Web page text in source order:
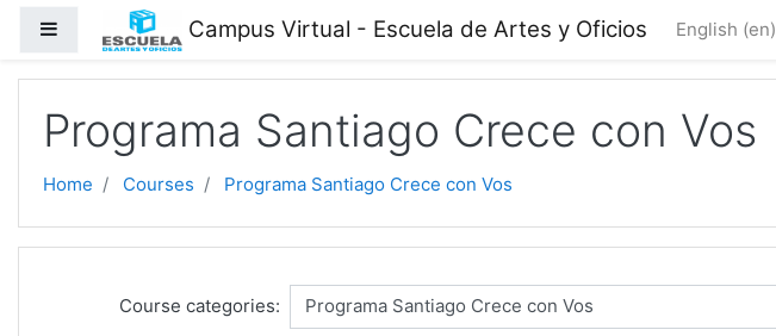
Skip to main content
Side panel Campus Virtual - Escuela de Artes y Oficios English ‎(en)‎
Programa Santiago Crece con Vos
Home Courses Programa Santiago Crece con Vos
Course categories: